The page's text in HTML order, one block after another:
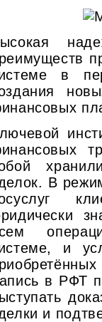
в
В
и
в РФТ
и